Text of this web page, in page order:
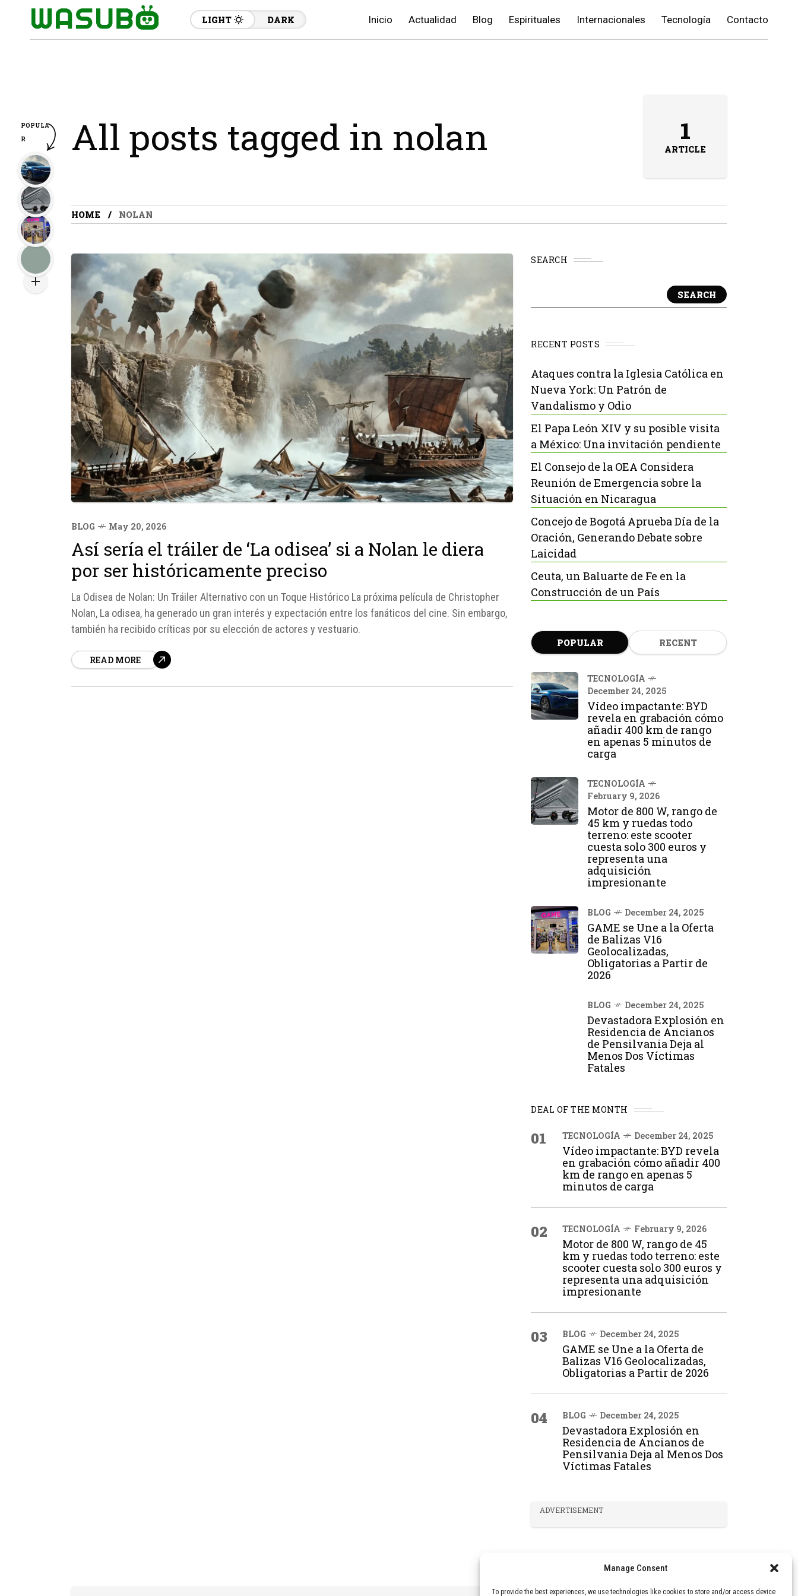
Manage Consent
To provide the best experiences, we use technologies like cookies to store and/or access device
LIGHT DARK Inicio Actualidad Blog Espirituales Internacionales Tecnología Contacto
All posts tagged in nolan 1
ARTICLE
HOME NOLAN
BLOG May 20, 2026
Así sería el tráiler de ‘La odisea’ si a Nolan le diera
por ser históricamente preciso
La Odisea de Nolan: Un Tráiler Alternativo con un Toque Histórico La próxima película de Christopher
Nolan, La odisea, ha generado un gran interés y expectación entre los fanáticos del cine. Sin embargo,
también ha recibido críticas por su elección de actores y vestuario.
READ MORE
SEARCH
SEARCH
RECENT POSTS
Ataques contra la Iglesia Católica en
Nueva York: Un Patrón de
Vandalismo y Odio
El Papa León XIV y su posible visita
a México: Una invitación pendiente
El Consejo de la OEA Considera
Reunión de Emergencia sobre la
Situación en Nicaragua
Concejo de Bogotá Aprueba Día de la
Oración, Generando Debate sobre
Laicidad
Ceuta, un Baluarte de Fe en la
Construcción de un País
POPULAR RECENT
TECNOLOGÍA
December 24, 2025
Vídeo impactante: BYD
revela en grabación cómo
añadir 400 km de rango
en apenas 5 minutos de
carga
TECNOLOGÍA
February 9, 2026
Motor de 800 W, rango de
45 km y ruedas todo
terreno: este scooter
cuesta solo 300 euros y
representa una
adquisición
impresionante
BLOG December 24, 2025
GAME se Une a la Oferta
de Balizas V16
Geolocalizadas,
Obligatorias a Partir de
2026
BLOG December 24, 2025
Devastadora Explosión en
Residencia de Ancianos
de Pensilvania Deja al
Menos Dos Víctimas
Fatales
DEAL OF THE MONTH
01 TECNOLOGÍA December 24, 2025
Vídeo impactante: BYD revela
en grabación cómo añadir 400
km de rango en apenas 5
minutos de carga
02 TECNOLOGÍA February 9, 2026
Motor de 800 W, rango de 45
km y ruedas todo terreno: este
scooter cuesta solo 300 euros y
representa una adquisición
impresionante
03 BLOG December 24, 2025
GAME se Une a la Oferta de
Balizas V16 Geolocalizadas,
Obligatorias a Partir de 2026
04 BLOG December 24, 2025
Devastadora Explosión en
Residencia de Ancianos de
Pensilvania Deja al Menos Dos
Víctimas Fatales
ADVERTISEMENT
POPULA
R